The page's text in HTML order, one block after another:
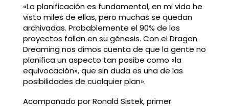
«La planificación es fundamental, en mi vida he
visto miles de ellas, pero muchas se quedan
archivadas. Probablemente el 90% de los
proyectos fallan en su génesis. Con el Dragon
Dreaming nos dimos cuenta de que la gente no
planifica un aspecto tan posibe como «la
equivocación», que sin duda es una de las
posibilidades de cualquier plan».
Acompañado por Ronald Sistek, primer